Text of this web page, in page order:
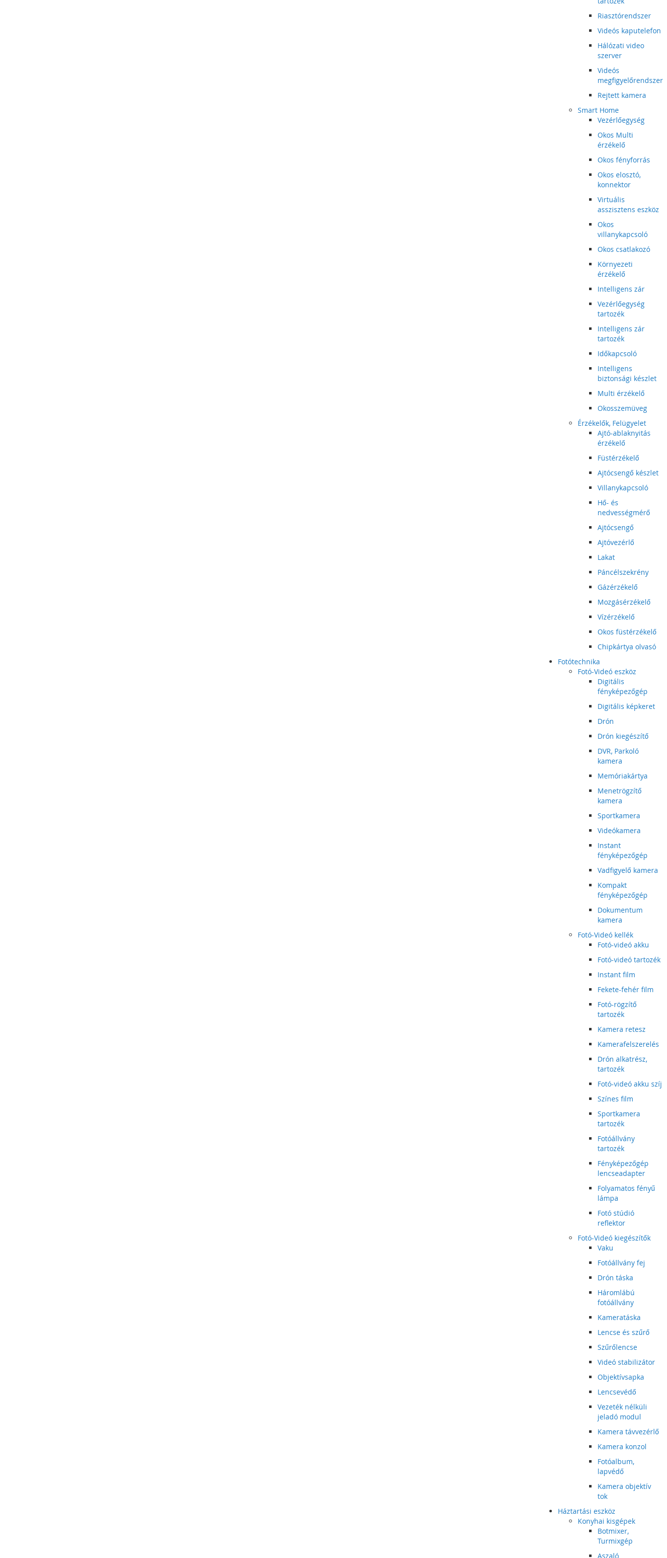
Riasztórendszer
Videós kaputelefon
Hálózati video
szerver
Videós
megfigyelőrendszer
Rejtett kamera
Smart Home
Vezérlőegység
Okos Multi
érzékelő
Okos fényforrás
Okos elosztó,
konnektor
Virtuális
asszisztens eszköz
Okos
villanykapcsoló
Okos csatlakozó
Környezeti
érzékelő
Intelligens zár
Vezérlőegység
tartozék
Intelligens zár
tartozék
Időkapcsoló
Intelligens
biztonsági készlet
Multi érzékelő
Okosszemüveg
Érzékelők, Felügyelet
Ajtó-ablaknyitás
érzékelő
Füstérzékelő
Ajtócsengő készlet
Villanykapcsoló
Hő- és
nedvességmérő
Ajtócsengő
Ajtóvezérlő
Lakat
Páncélszekrény
Gázérzékelő
Mozgásérzékelő
Vízérzékelő
Okos füstérzékelő
Chipkártya olvasó
Fotótechnika
Fotó-Videó eszköz
Digitális
fényképezőgép
Digitális képkeret
Drón
Drón kiegészítő
DVR, Parkoló
kamera
Memóriakártya
Menetrögzítő
kamera
Sportkamera
Videókamera
Instant
fényképezőgép
Vadfigyelő kamera
Kompakt
fényképezőgép
Dokumentum
kamera
Fotó-Videó kellék
Fotó-videó akku
Fotó-videó tartozék
Instant film
Fekete-fehér film
Fotó-rögzítő
tartozék
Kamera retesz
Kamerafelszerelés
Drón alkatrész,
tartozék
Fotó-videó akku szíj
Színes film
Sportkamera
tartozék
Fotóállvány
tartozék
Fényképezőgép
lencseadapter
Folyamatos fényű
lámpa
Fotó stúdió
reflektor
Fotó-Videó kiegészítők
Vaku
Fotóállvány fej
Drón táska
Háromlábú
fotóállvány
Kameratáska
Lencse és szűrő
Szűrőlencse
Videó stabilizátor
Objektívsapka
Lencsevédő
Vezeték nélküli
jeladó modul
Kamera távvezérlő
Kamera konzol
Fotóalbum,
lapvédő
Kamera objektív
tok
Háztartási eszköz
Konyhai kisgépek
Botmixer,
Turmixgép
Aszaló